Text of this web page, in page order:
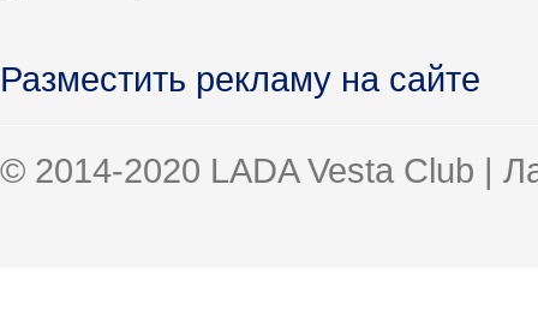
Разместить рекламу на сайте
© 2014-2020 LADA Vesta Club |